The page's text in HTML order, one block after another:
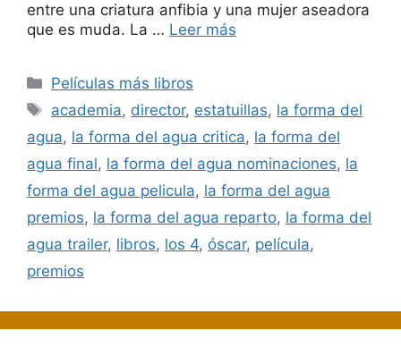
entre una criatura anfibia y una mujer aseadora
que es muda. La … Leer más
Categorías
Películas más libros
Etiquetas
academia, director, estatuillas, la forma del
agua, la forma del agua critica, la forma del
agua final, la forma del agua nominaciones, la
forma del agua pelicula, la forma del agua
premios, la forma del agua reparto, la forma del
agua trailer, libros, los 4, óscar, película,
premios